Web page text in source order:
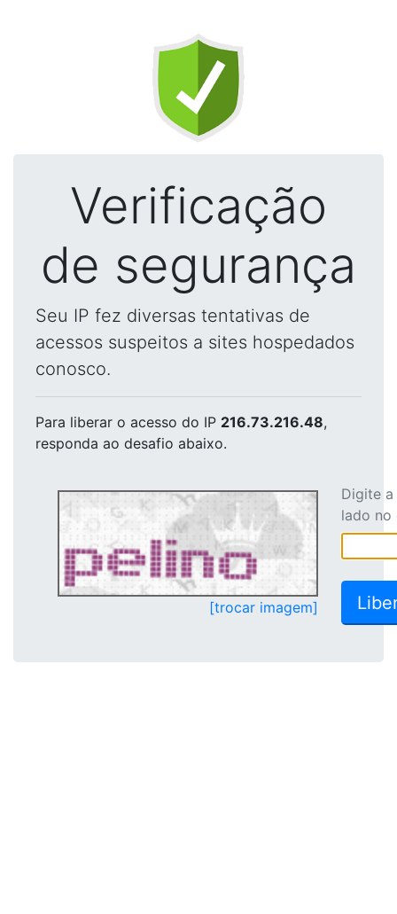
Verificação
de segurança
Seu IP fez diversas tentativas de
acessos suspeitos a sites hospedados
conosco.
Para liberar o acesso do IP 216.73.216.48,
responda ao desafio abaixo.
[trocar imagem]
Digite
lado no